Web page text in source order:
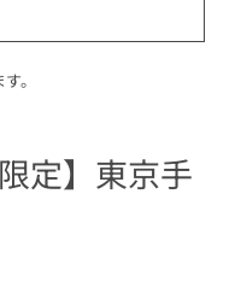
。
定】東京手